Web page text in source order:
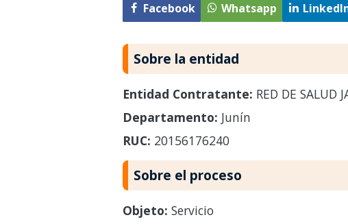
Facebook Whatsapp
Sobre la entidad
Entidad Contratante: RED DE SALUD
Departamento: Junín
RUC: 20156176240
Sobre el proceso
Objeto: Servicio